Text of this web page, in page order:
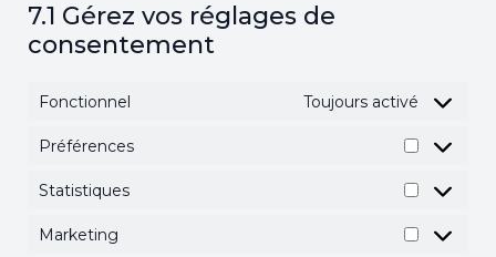
7.1 Gérez vos réglages de
consentement
Fonctionnel Toujours activé
Préférences
Statistiques
Marketing
Marketing